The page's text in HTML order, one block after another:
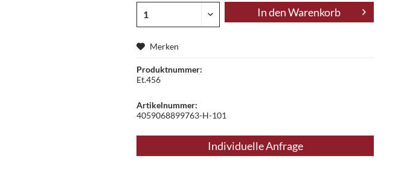
In denWarenkorb
Merken
Produktnummer:
Et.456
Artikelnummer:
4059068899763-H-101
Individuelle Anfrage